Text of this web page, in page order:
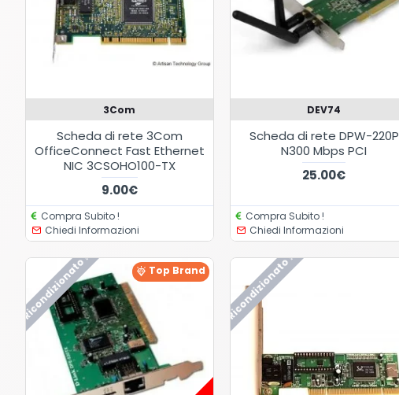
3Com
Scheda di rete 3Com
OfficeConnect Fast Ethernet
NIC 3CSOHO100-TX
9.00€
Compra Subito !
Chiedi Informazioni
DEV74
Scheda di rete DPW-220P
N300 Mbps PCI
25.00€
Compra Subito !
Chiedi Informazioni
Top Brand
Ricondizionato ! Ricondizionato !